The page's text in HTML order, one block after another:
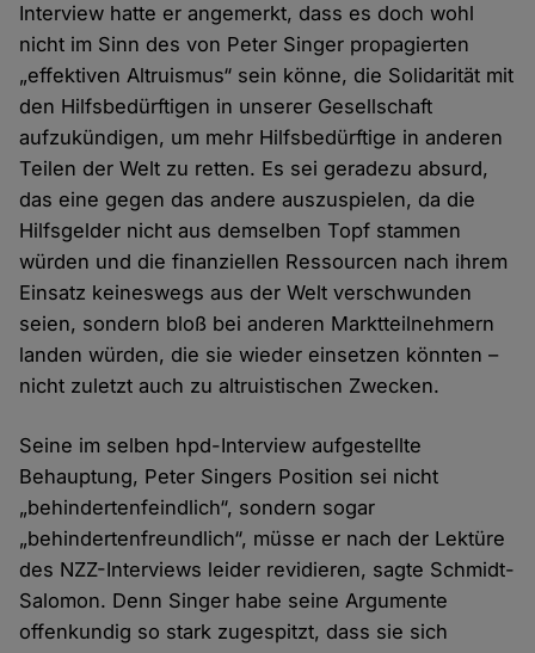
Interview hatte er angemerkt, dass es doch wohl
nicht im Sinn des von Peter Singer propagierten
„effektiven Altruismus“ sein könne, die Solidarität mit
den Hilfsbedürftigen in unserer Gesellschaft
aufzukündigen, um mehr Hilfsbedürftige in anderen
Teilen der Welt zu retten. Es sei geradezu absurd,
das eine gegen das andere auszuspielen, da die
Hilfsgelder nicht aus demselben Topf stammen
würden und die finanziellen Ressourcen nach ihrem
Einsatz keineswegs aus der Welt verschwunden
seien, sondern bloß bei anderen Marktteilnehmern
landen würden, die sie wieder einsetzen könnten –
nicht zuletzt auch zu altruistischen Zwecken.
Seine im selben hpd-Interview aufgestellte
Behauptung, Peter Singers Position sei nicht
„behindertenfeindlich“, sondern sogar
„behindertenfreundlich“, müsse er nach der Lektüre
des NZZ-Interviews leider revidieren, sagte Schmidt-
Salomon. Denn Singer habe seine Argumente
offenkundig so stark zugespitzt, dass sie sich